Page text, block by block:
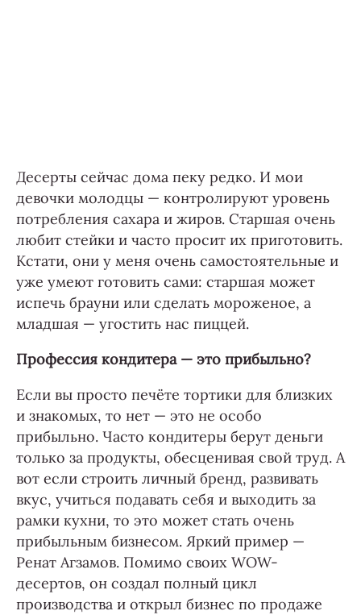
Десерты сейчас дома пеку редко. И мои
девочки молодцы — контролируют уровень
потребления сахара и жиров. Старшая очень
любит стейки и часто просит их приготовить.
Кстати, они у меня очень самостоятельные и
уже умеют готовить сами: старшая может
испечь брауни или сделать мороженое, а
младшая — угостить нас пиццей.
Профессия кондитера — это прибыльно?
Если вы просто печёте тортики для близких
и знакомых, то нет — это не особо
прибыльно. Часто кондитеры берут деньги
только за продукты, обесценивая свой труд. А
вот если строить личный бренд, развивать
вкус, учиться подавать себя и выходить за
рамки кухни, то это может стать очень
прибыльным бизнесом. Яркий пример —
Ренат Агзамов. Помимо своих WOW-
десертов, он создал полный цикл
производства и открыл бизнес по продаже